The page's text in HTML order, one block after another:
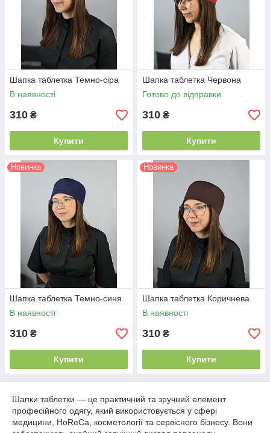
Шапка таблетка Темно-сіра
В наявності
310 ₴
Купити
Шапка таблетка Червона
Готово до відправки
310 ₴
Купити
Новинка
Шапка таблетка Темно-синя
В наявності
310 ₴
Купити
Новинка
Шапка таблетка Коричнева
В наявності
310 ₴
Купити
Шапки таблетки — це практичний та зручний елемент
професійного одягу, який використовується у сфері
медицини, HoReCa, косметології та сервісного бізнесу. Вони